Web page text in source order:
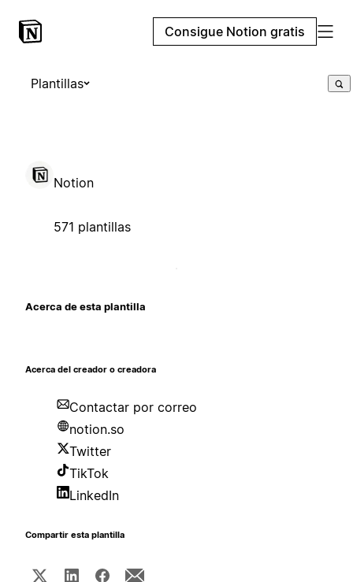
Consigue Notion gratis
Plantillas
Notion
571 plantillas
Acerca de esta plantilla
Acerca del creador o creadora
Contactar por correo
notion.so
Twitter
TikTok
LinkedIn
Compartir esta plantilla